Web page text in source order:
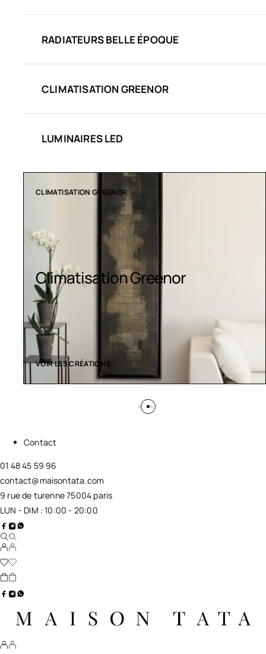
RADIATEURS BELLE ÉPOQUE
CLIMATISATION GREENOR
LUMINAIRES LED
COLLECTION LT
Luminaires LED
VOIR LES CRÉATIONS
Contact
01 48 45 59 96
contact@maisontata.com
9 rue de turenne 75004 paris
LUN - DIM : 10:00 - 20:00